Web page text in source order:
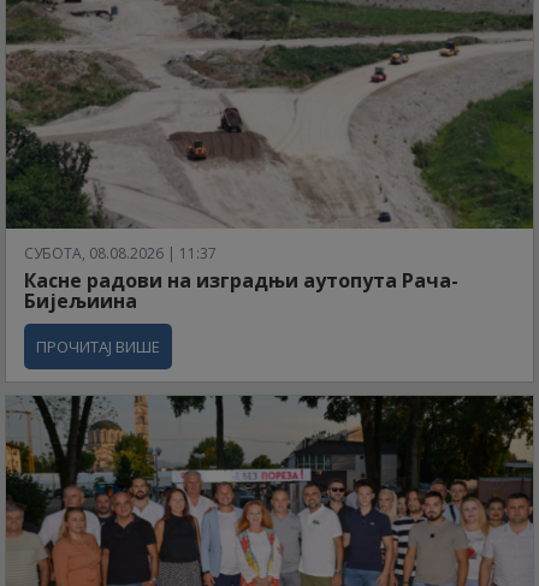
СУБОТА, 08.08.2026 | 11:37
Касне радови на изградњи аутопута Рача-
Бијељиина
ПРОЧИТАЈ ВИШЕ